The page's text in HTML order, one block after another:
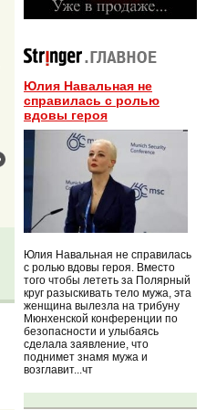
Юлия Навальная не
справилась с ролью
вдовы героя
Юлия Навальная не справилась
с ролью вдовы героя. Вместо
того чтобы лететь за Полярный
круг разыскивать тело мужа, эта
женщина вылезла на трибуну
Мюнхенской конференции по
безопасности и улыбаясь
сделала заявление, что
поднимет знамя мужа и
возглавит...чт